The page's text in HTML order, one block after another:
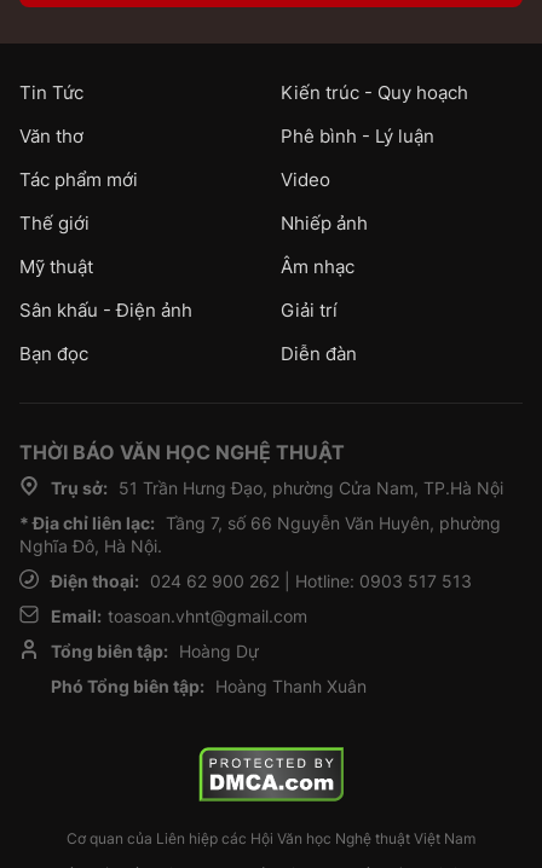
Tin Tức
Kiến trúc - Quy hoạch
Văn thơ
Phê bình - Lý luận
Tác phẩm mới
Video
Thế giới
Nhiếp ảnh
Mỹ thuật
Âm nhạc
Sân khấu - Điện ảnh
Giải trí
Bạn đọc
Diễn đàn
THỜI BÁO VĂN HỌC NGHỆ THUẬT
Trụ sở:
51 Trần Hưng Đạo, phường Cửa Nam, TP.Hà Nội
* Địa chỉ liên lạc: Tầng 7, số 66 Nguyễn Văn Huyên, phường
Nghĩa Đô, Hà Nội.
Điện thoại:
024 62 900 262 | Hotline: 0903 517 513
Email: toasoan.vhnt@gmail.com
Tổng biên tập:
Hoàng Dự
Phó Tổng biên tập:
Hoàng Thanh Xuân
Cơ quan của Liên hiệp các Hội Văn học Nghệ thuật Việt Nam